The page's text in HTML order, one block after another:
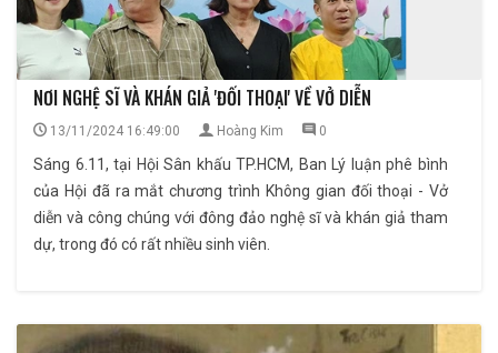
NƠI NGHỆ SĨ VÀ KHÁN GIẢ 'ĐỐI THOẠI' VỀ VỞ DIỄN
13/11/2024 16:49:00 Hoàng Kim 0
Sáng 6.11, tại Hội Sân khấu TP.HCM, Ban Lý luận phê bình
của Hội đã ra mắt chương trình Không gian đối thoại - Vở
diễn và công chúng với đông đảo nghệ sĩ và khán giả tham
dự, trong đó có rất nhiều sinh viên.